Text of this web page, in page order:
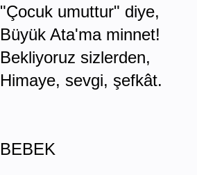
"Çocuk umuttur" diye,
Büyük Ata'ma minnet!
Bekliyoruz sizlerden,
Himaye, sevgi, şefkât.
BEBEK